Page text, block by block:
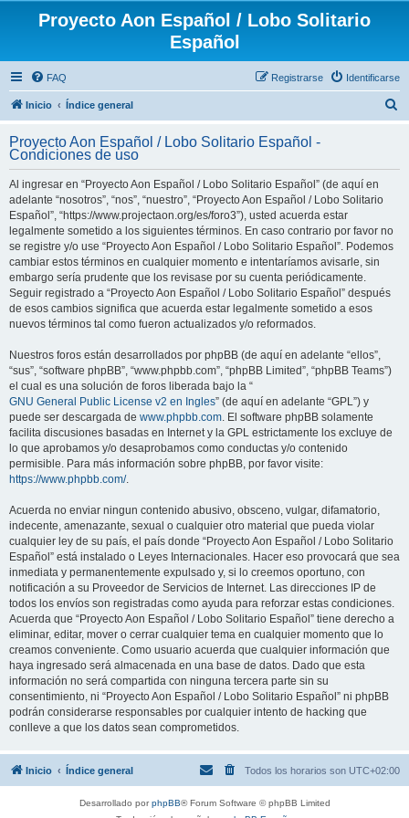
Proyecto Aon Español / Lobo Solitario
Español
FAQ Identificarse
Registrarse
Inicio Índice general
c
Proyecto Aon Español / Lobo Solitario Español -
Condiciones de uso
Al ingresar en “Proyecto Aon Español / Lobo Solitario Español” (de aquí en
adelante “nosotros”, “nos”, “nuestro”, “Proyecto Aon Español / Lobo Solitario
Español”, “https://www.projectaon.org/es/foro3”), usted acuerda estar
legalmente sometido a los siguientes términos. En caso contrario por favor no
se registre y/o use “Proyecto Aon Español / Lobo Solitario Español”. Podemos
cambiar estos términos en cualquier momento e intentaríamos avisarle, sin
embargo sería prudente que los revisase por su cuenta periódicamente.
Seguir registrado a “Proyecto Aon Español / Lobo Solitario Español” después
de esos cambios significa que acuerda estar legalmente sometido a esos
nuevos términos tal como fueron actualizados y/o reformados.
Nuestros foros están desarrollados por phpBB (de aquí en adelante “ellos”,
“sus”, “software phpBB”, “www.phpbb.com”, “phpBB Limited”, “phpBB Teams”)
el cual es una solución de foros liberada bajo la “
GNU General Public License v2 en Ingles” (de aquí en adelante “GPL”) y
puede ser descargada de www.phpbb.com. El software phpBB solamente
facilita discusiones basadas en Internet y la GPL estrictamente los excluye de
lo que aprobamos y/o desaprobamos como conductas y/o contenido
permisible. Para más información sobre phpBB, por favor visite:
https://www.phpbb.com/.
Acuerda no enviar ningun contenido abusivo, obsceno, vulgar, difamatorio,
indecente, amenazante, sexual o cualquier otro material que pueda violar
cualquier ley de su país, el país donde “Proyecto Aon Español / Lobo Solitario
Español” está instalado o Leyes Internacionales. Hacer eso provocará que sea
inmediata y permanentemente expulsado y, si lo creemos oportuno, con
notificación a su Proveedor de Servicios de Internet. Las direcciones IP de
todos los envíos son registradas como ayuda para reforzar estas condiciones.
Acuerda que “Proyecto Aon Español / Lobo Solitario Español” tiene derecho a
eliminar, editar, mover o cerrar cualquier tema en cualquier momento que lo
creamos conveniente. Como usuario acuerda que cualquier información que
haya ingresado será almacenada en una base de datos. Dado que esta
información no será compartida con ninguna tercera parte sin su
consentimiento, ni “Proyecto Aon Español / Lobo Solitario Español” ni phpBB
podrán considerarse responsables por cualquier intento de hacking que
conlleve a que los datos sean comprometidos.
Inicio Índice general Todos los horarios son UTC+02:00
Desarrollado porphpBB® Forum Software © phpBB Limited